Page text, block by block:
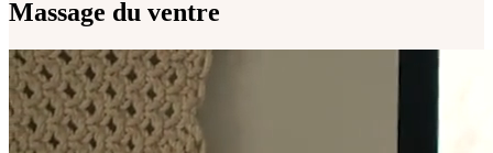
Massage du ventre